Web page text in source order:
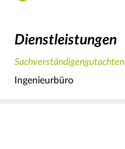
Dienstleistungen
Sachverständigengutachten
Ingenieurbüro